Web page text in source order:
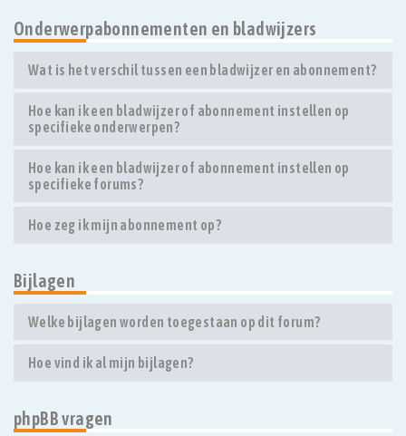
Onderwerpabonnementen en bladwijzers
Wat is het verschil tussen een bladwijzer en abonnement?
Hoe kan ik een bladwijzer of abonnement instellen op
specifieke onderwerpen?
Hoe kan ik een bladwijzer of abonnement instellen op
specifieke forums?
Hoe zeg ik mijn abonnement op?
Bijlagen
Welke bijlagen worden toegestaan op dit forum?
Hoe vind ik al mijn bijlagen?
phpBB vragen